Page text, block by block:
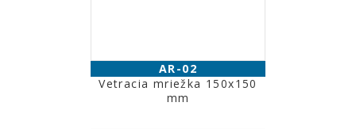
AR-02
Vetracia mriežka 150x150
mm